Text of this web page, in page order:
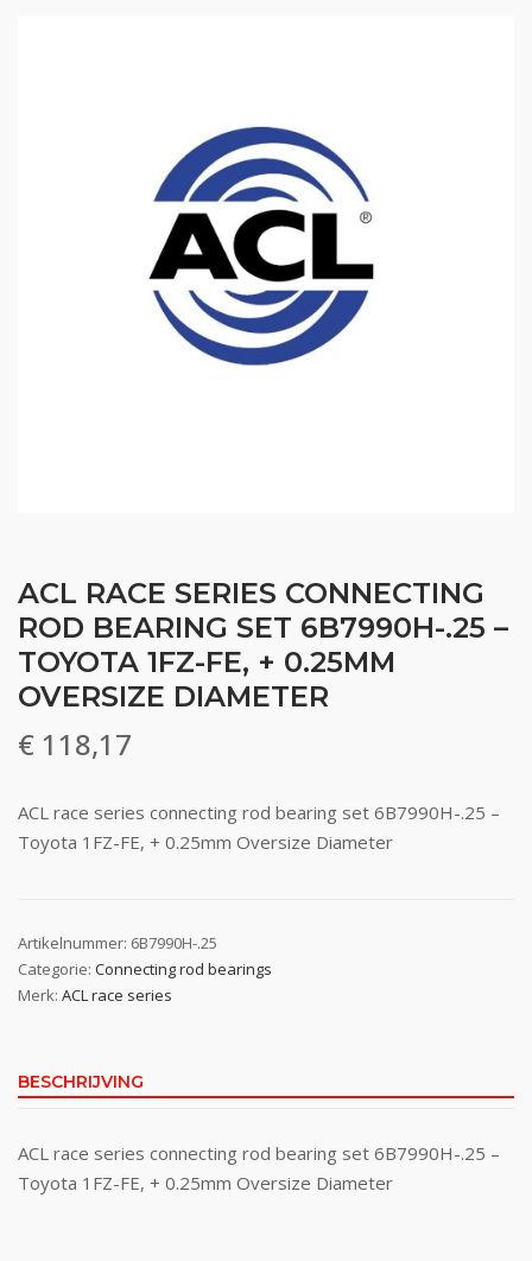
ACL RACE SERIES CONNECTING
ROD BEARING SET 6B7990H-.25 –
TOYOTA 1FZ-FE, + 0.25MM
OVERSIZE DIAMETER
€ 118,17
ACL race series connecting rod bearing set 6B7990H-.25 –
Toyota 1FZ-FE, + 0.25mm Oversize Diameter
Artikelnummer: 6B7990H-.25
Categorie: Connecting rod bearings
Merk: ACL race series
BESCHRIJVING
ACL race series connecting rod bearing set 6B7990H-.25 –
Toyota 1FZ-FE, + 0.25mm Oversize Diameter